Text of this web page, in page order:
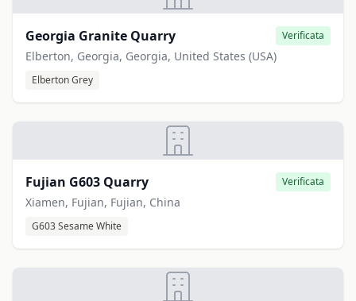
Georgia Granite Quarry Verificata
Elberton, Georgia, Georgia, United States (USA)
Elberton Grey
Fujian G603 Quarry Verificata
Xiamen, Fujian, Fujian, China
G603 Sesame White